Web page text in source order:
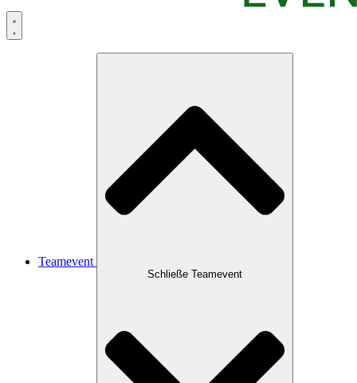
Teamevent
Schließe Teamevent